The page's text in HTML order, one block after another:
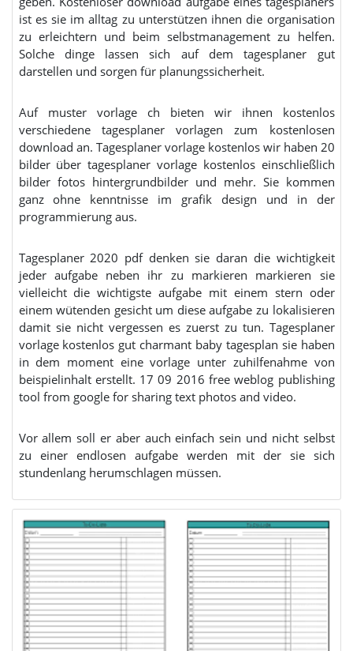
ist es sie im alltag zu unterstützen ihnen die organisation
zu erleichtern und beim selbstmanagement zu helfen.
Solche dinge lassen sich auf dem tagesplaner gut
darstellen und sorgen für planungssicherheit.
Auf muster vorlage ch bieten wir ihnen kostenlos
verschiedene tagesplaner vorlagen zum kostenlosen
download an. Tagesplaner vorlage kostenlos wir haben 20
bilder über tagesplaner vorlage kostenlos einschließlich
bilder fotos hintergrundbilder und mehr. Sie kommen
ganz ohne kenntnisse im grafik design und in der
programmierung aus.
Tagesplaner 2020 pdf denken sie daran die wichtigkeit
jeder aufgabe neben ihr zu markieren markieren sie
vielleicht die wichtigste aufgabe mit einem stern oder
einem wütenden gesicht um diese aufgabe zu lokalisieren
damit sie nicht vergessen es zuerst zu tun. Tagesplaner
vorlage kostenlos gut charmant baby tagesplan sie haben
in dem moment eine vorlage unter zuhilfenahme von
beispielinhalt erstellt. 17 09 2016 free weblog publishing
tool from google for sharing text photos and video.
Vor allem soll er aber auch einfach sein und nicht selbst
zu einer endlosen aufgabe werden mit der sie sich
stundenlang herumschlagen müssen.